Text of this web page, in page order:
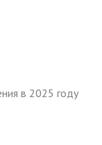
в 2025 году